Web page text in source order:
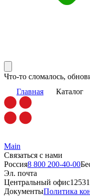
Что-то сломалось,
Главная Каталог
Main
Связаться с нами
Россия8 800 200-40-00
Эл. почта
Центральный офис
ДокументыПолитика